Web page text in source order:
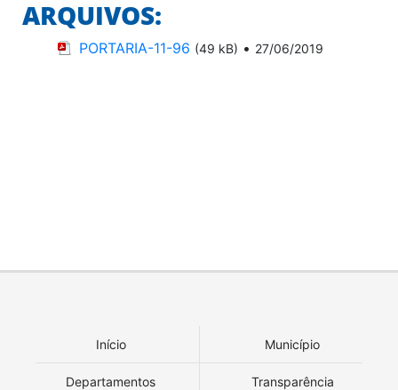
ARQUIVOS:
PORTARIA-11-96 (49 kB) • 27/06/2019
Início Município
Departamentos Transparência